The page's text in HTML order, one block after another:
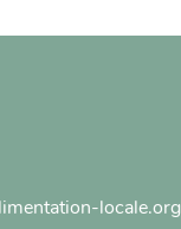
locale.org